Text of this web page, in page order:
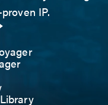
IP.